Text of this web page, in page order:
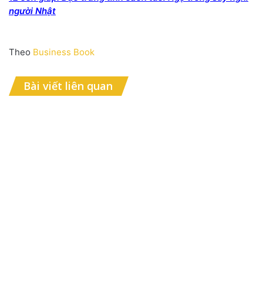
người Nhật
Theo Business Book
Bài viết liên quan